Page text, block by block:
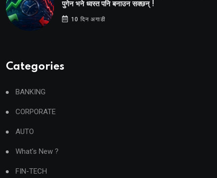
पुगेन भने ध्वस्त पनि बनाउन सक्छन् !
10 दिन अगाडी
Categories
BANKING
CORPORATE
AUTO
What's New ?
FIN-TECH